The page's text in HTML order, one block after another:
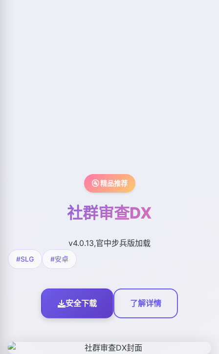
🚰 精品推荐
社群审查DX
v4.0.13,官中步兵版加载
#SLG #安卓
安全下载 了解详情